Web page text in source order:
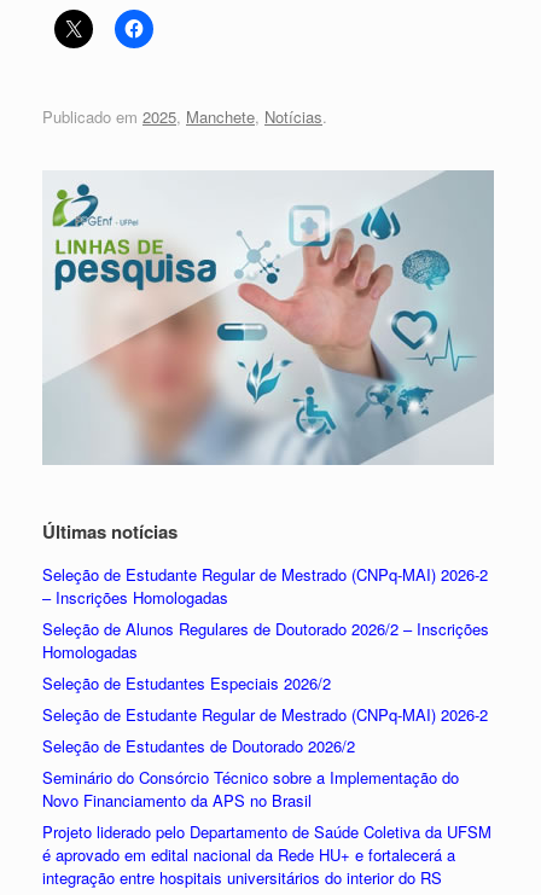
Publicado em 2025, Manchete, Notícias.
Últimas notícias
Seleção de Estudante Regular de Mestrado (CNPq-MAI) 2026-2
– Inscrições Homologadas
Seleção de Alunos Regulares de Doutorado 2026/2 – Inscrições
Homologadas
Seleção de Estudantes Especiais 2026/2
Seleção de Estudante Regular de Mestrado (CNPq-MAI) 2026-2
Seleção de Estudantes de Doutorado 2026/2
Seminário do Consórcio Técnico sobre a Implementação do
Novo Financiamento da APS no Brasil
Projeto liderado pelo Departamento de Saúde Coletiva da UFSM
é aprovado em edital nacional da Rede HU+ e fortalecerá a
integração entre hospitais universitários do interior do RS